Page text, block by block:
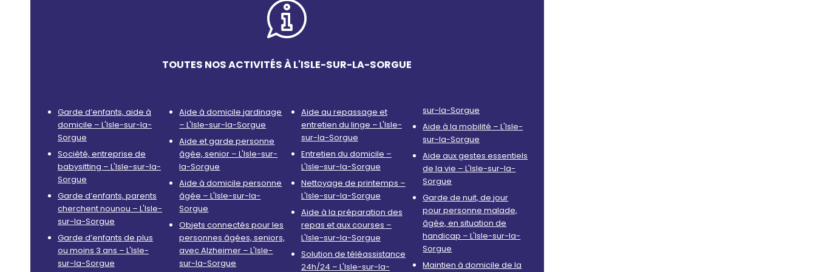
TOUTES NOS ACTIVITÉS À L'ISLE-SUR-LA-SORGUE
Garde d’enfants, aide à
domicile – L'Isle-sur-la-
Sorgue
Société, entreprise de
babysitting – L'Isle-sur-la-
Sorgue
Garde d’enfants, parents
cherchent nounou – L'Isle-
sur-la-Sorgue
Garde d’enfants de plus
ou moins 3 ans – L'Isle-
sur-la-Sorgue
Aide à domicile jardinage
– L'Isle-sur-la-Sorgue
Aide et garde personne
âgée, senior – L'Isle-sur-
la-Sorgue
Aide à domicile personne
âgée – L'Isle-sur-la-
Sorgue
Objets connectés pour les
personnes âgées, seniors,
avec Alzheimer – L'Isle-
sur-la-Sorgue
Aide au repassage et
entretien du linge – L'Isle-
sur-la-Sorgue
Entretien du domicile –
L'Isle-sur-la-Sorgue
Nettoyage de printemps –
L'Isle-sur-la-Sorgue
Aide à la préparation des
repas et aux courses –
L'Isle-sur-la-Sorgue
Solution de téléassistance
24h/24 – L'Isle-sur-la-
sur-la-Sorgue
Aide à la mobilité – L'Isle-
sur-la-Sorgue
Aide aux gestes essentiels
de la vie – L'Isle-sur-la-
Sorgue
Garde de nuit, de jour
pour personne malade,
âgée, en situation de
handicap – L'Isle-sur-la-
Sorgue
Maintien à domicile de la